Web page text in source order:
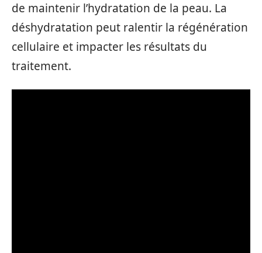
de maintenir l’hydratation de la peau. La
déshydratation peut ralentir la régénération
cellulaire et impacter les résultats du
traitement.